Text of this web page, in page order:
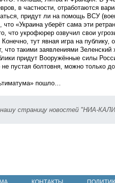
в частности, отработаются
придут ли на помощь ВСУ
что «Украина уберёт сама эти
что укрофюрер озвучил свои
тут явная игра на
что такими заявлениями
придут Вооружённые силы
пустая болтовня, можно только
пошло…
страницу новостей "НИА-